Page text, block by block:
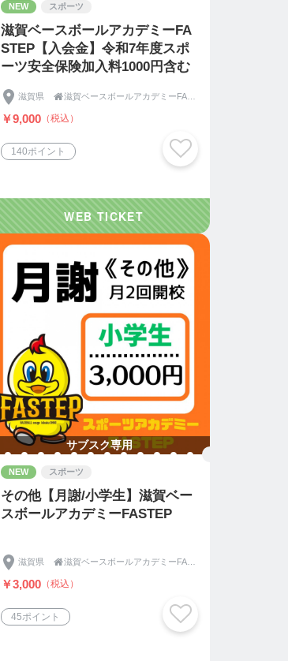
NEW スポーツ
滋賀ベースボールアカデミーFA
STEP【入会金】令和7年度スポ
ーツ安全保険加入料1000円含む
滋賀県 
￥9,000 （税込）
140ポイント
サブスク専用
NEW スポーツ
その他【月謝/小学生】滋賀ベー
スボールアカデミーFASTEP
滋賀県 
￥3,000 （税込）
45ポイント